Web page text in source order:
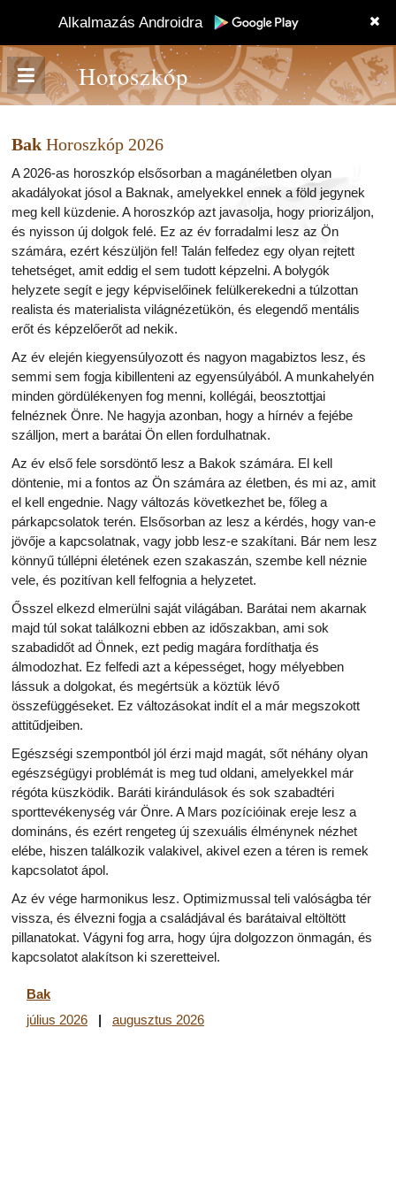
Alkalmazás Androidra
Horoszkóp
Bak Horoszkóp 2026
A 2026-as horoszkóp elsősorban a magánéletben olyan
akadályokat jósol a Baknak, amelyekkel ennek a föld jegynek
meg kell küzdenie. A horoszkóp azt javasolja, hogy priorizáljon,
és nyisson új dolgok felé. Ez az év forradalmi lesz az Ön
számára, ezért készüljön fel! Talán felfedez egy olyan rejtett
tehetséget, amit eddig el sem tudott képzelni. A bolygók
helyzete segít e jegy képviselőinek felülkerekedni a túlzottan
realista és materialista világnézetükön, és elegendő mentális
erőt és képzelőerőt ad nekik.
Az év elején kiegyensúlyozott és nagyon magabiztos lesz, és
semmi sem fogja kibillenteni az egyensúlyából. A munkahelyén
minden gördülékenyen fog menni, kollégái, beosztottjai
felnéznek Önre. Ne hagyja azonban, hogy a hírnév a fejébe
szálljon, mert a barátai Ön ellen fordulhatnak.
Az év első fele sorsdöntő lesz a Bakok számára. El kell
döntenie, mi a fontos az Ön számára az életben, és mi az, amit
el kell engednie. Nagy változás következhet be, főleg a
párkapcsolatok terén. Elsősorban az lesz a kérdés, hogy van-e
jövője a kapcsolatnak, vagy jobb lesz-e szakítani. Bár nem lesz
könnyű túllépni életének ezen szakaszán, szembe kell néznie
vele, és pozitívan kell felfognia a helyzetet.
Ősszel elkezd elmerülni saját világában. Barátai nem akarnak
majd túl sokat találkozni ebben az időszakban, ami sok
szabadidőt ad Önnek, ezt pedig magára fordíthatja és
álmodozhat. Ez felfedi azt a képességet, hogy mélyebben
lássuk a dolgokat, és megértsük a köztük lévő
összefüggéseket. Ez változásokat indít el a már megszokott
attitűdjeiben.
Egészségi szempontból jól érzi majd magát, sőt néhány olyan
egészségügyi problémát is meg tud oldani, amelyekkel már
régóta küszködik. Baráti kirándulások és sok szabadtéri
sporttevékenység vár Önre. A Mars pozícióinak ereje lesz a
domináns, és ezért rengeteg új szexuális élménynek nézhet
elébe, hiszen találkozik valakivel, akivel ezen a téren is remek
kapcsolatot ápol.
Az év vége harmonikus lesz. Optimizmussal teli valóságba tér
vissza, és élvezni fogja a családjával és barátaival eltöltött
pillanatokat. Vágyni fog arra, hogy újra dolgozzon önmagán, és
kapcsolatot alakítson ki szeretteivel.
Bak
július 2026 | augusztus 2026